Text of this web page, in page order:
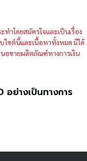
ำโดยสมัครใจและเป็นเรื่อง
ไซต์นี้และเนื้อหาทั้งหมด มิได้
อขายผลิตภัณฑ์ทางการเงิน
อย่างเป็นทางการ